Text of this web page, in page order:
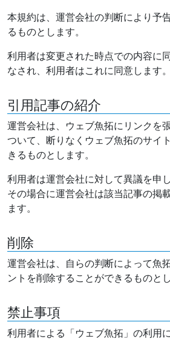
本規約は、運営会社の判断により予
るものとします。
利用者は変更された時点での内容に
なされ、利用者はこれに同意します。
引用記事の紹介
運営会社は、ウェブ魚拓にリンクを
ついて、断りなくウェブ魚拓のサイ
きるものとします。
利用者は運営会社に対して異議を申
その場合に運営会社は該当記事の掲
ます。
削除
運営会社は、自らの判断によって魚
ントを削除することができるものとし
禁止事項
利用者による「ウェブ魚拓」の利用